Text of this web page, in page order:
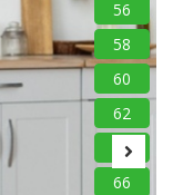
56
58
60
62
64
66